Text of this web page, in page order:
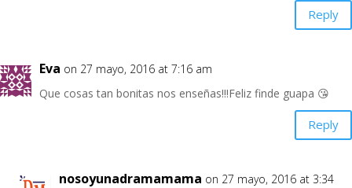
Reply
Eva on 27 mayo, 2016 at 7:16 am
Que cosas tan bonitas nos enseñas!!!Feliz finde guapa 😘
Reply
nosoyunadramamama on 27 mayo, 2016 at 3:34